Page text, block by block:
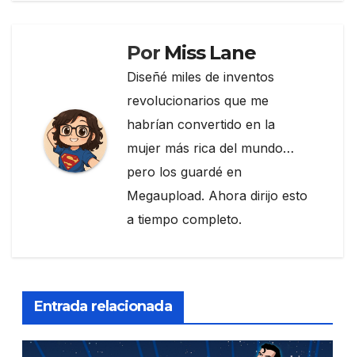
Por Miss Lane
Diseñé miles de inventos
revolucionarios que me
habrían convertido en la
mujer más rica del mundo…
pero los guardé en
Megaupload. Ahora dirijo esto
a tiempo completo.
Entrada relacionada